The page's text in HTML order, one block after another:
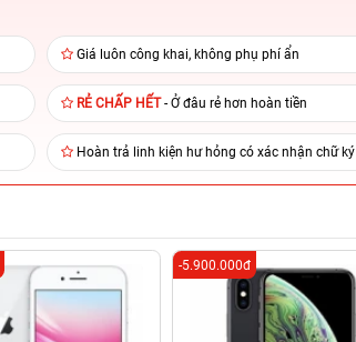
Giá luôn công khai, không phụ phí ẩn
RẺ CHẤP HẾT- Ở đâu rẻ hơn hoàn tiền
Hoàn trả linh kiện hư hỏng có xác nhận chữ ký
-5.900.000đ